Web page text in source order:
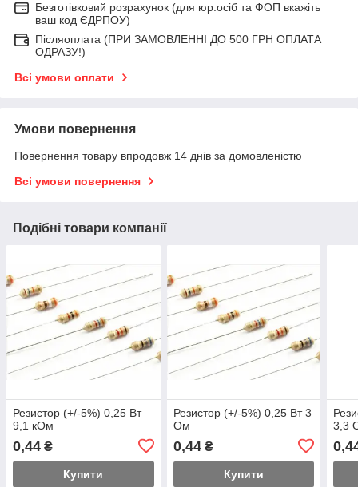
Безготівковий розрахунок (для юр.осіб та ФОП вкажіть
ваш код ЄДРПОУ)
Післяоплата (ПРИ ЗАМОВЛЕННІ ДО 500 ГРН ОПЛАТА
ОДРАЗУ!)
Всі умови оплати
Умови повернення
Повернення товару впродовж 14 днів за домовленістю
Всі умови повернення
Подібні товари компанії
Резистор (+/-5%) 0,25 Вт
9,1 кОм
0,44 ₴
Купити
Резистор (+/-5%) 0,25 Вт 3
Ом
0,44₴
Купити
3,3